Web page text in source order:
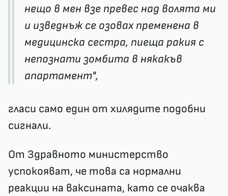
нещо в мен взе превес над волята ми
и изведнъж се озовах пременена в
медицинска сестра, пиеща ракия с
непознати зомбита в някакъв
апартамент",
гласи само един от хилядите подобни
сигнали.
От Здравното министерство
успокояват, че това са нормални
реакции на ваксината, като се очаква